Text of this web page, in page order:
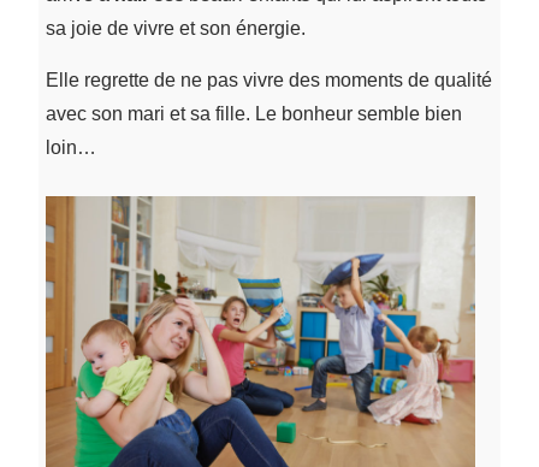
sa joie de vivre et son énergie.
Elle regrette de ne pas vivre des moments de qualité
avec son mari et sa fille. Le bonheur semble bien
loin…